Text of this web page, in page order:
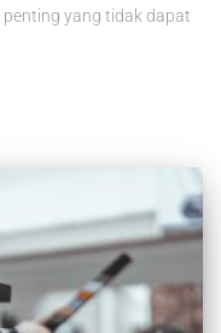
yang tidak dapat